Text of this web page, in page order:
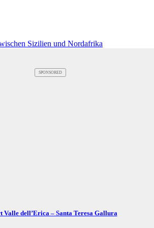
Sizilien und Nordafrika
SPONSORED
Valle dell’Erica – Santa Teresa Gallura